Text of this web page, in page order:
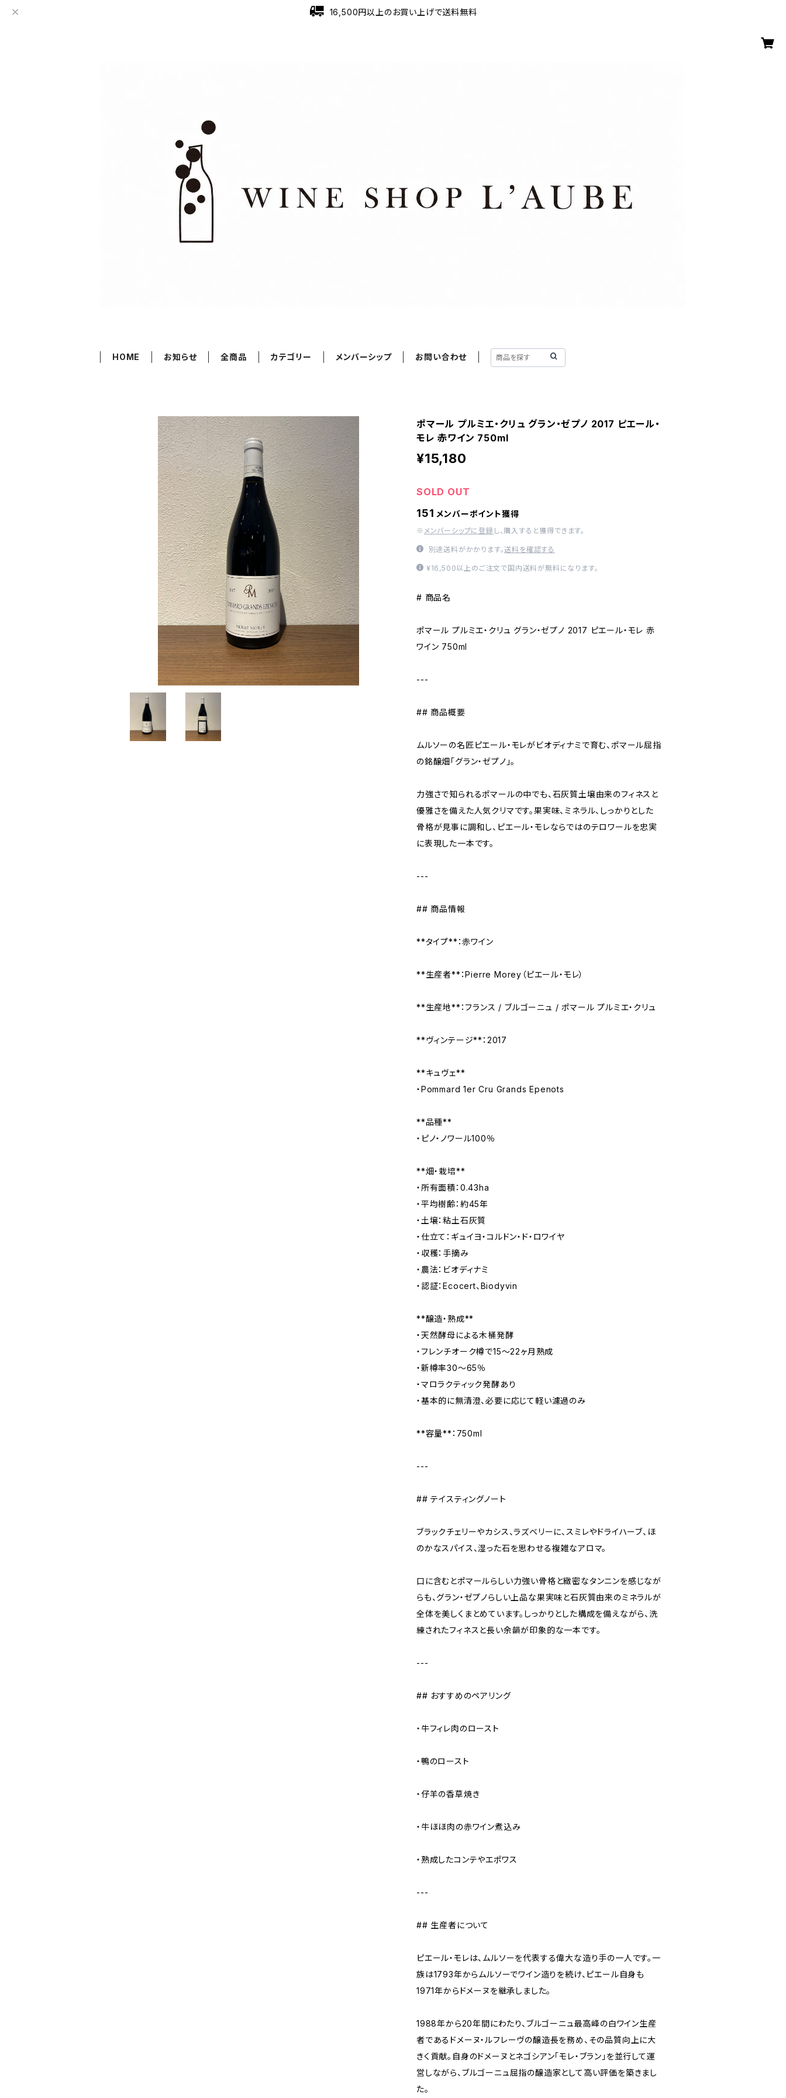
16,500円以上のお買い上げで送料無料
HOME お知らせ 全商品 カテゴリー メンバーシップ お問い合わせ
ポマール プルミエ・クリュ グラン・ゼプノ 2017 ピエール・
モレ 赤ワイン 750ml
¥15,180
SOLD OUT
151 メンバーポイント獲得
※ メンバーシップに登録 し、購入すると獲得できます。
別途送料がかかります。送料を確認する
¥16,500以上のご注文で国内送料が無料になります。
# 商品名
ポマール プルミエ・クリュ グラン・ゼプノ 2017 ピエール・モレ 赤
ワイン 750ml
---
## 商品概要
ムルソーの名匠ピエール・モレがビオディナミで育む、ポマール屈指
の銘醸畑「グラン・ゼプノ」。
力強さで知られるポマールの中でも、石灰質土壌由来のフィネスと
優雅さを備えた人気クリマです。果実味、ミネラル、しっかりとした
骨格が見事に調和し、ピエール・モレならではのテロワールを忠実
に表現した一本です。
---
## 商品情報
**タイプ**：赤ワイン
**生産者**：Pierre Morey（ピエール・モレ）
**生産地**：フランス / ブルゴーニュ / ポマール プルミエ・クリュ
**ヴィンテージ**：2017
**キュヴェ**
・Pommard 1er Cru Grands Epenots
**品種**
・ピノ・ノワール100％
**畑・栽培**
・所有面積：0.43ha
・平均樹齢：約45年
・土壌：粘土石灰質
・仕立て：ギュイヨ・コルドン・ド・ロワイヤ
・収穫：手摘み
・農法：ビオディナミ
・認証：Ecocert、Biodyvin
**醸造・熟成**
・天然酵母による木桶発酵
・フレンチオーク樽で15〜22ヶ月熟成
・新樽率30〜65％
・マロラクティック発酵あり
・基本的に無清澄、必要に応じて軽い濾過のみ
**容量**：750ml
---
## テイスティングノート
ブラックチェリーやカシス、ラズベリーに、スミレやドライハーブ、ほ
のかなスパイス、湿った石を思わせる複雑なアロマ。
口に含むとポマールらしい力強い骨格と緻密なタンニンを感じなが
らも、グラン・ゼプノらしい上品な果実味と石灰質由来のミネラルが
全体を美しくまとめています。しっかりとした構成を備えながら、洗
練されたフィネスと長い余韻が印象的な一本です。
---
## おすすめのペアリング
・牛フィレ肉のロースト
・鴨のロースト
・仔羊の香草焼き
・牛ほほ肉の赤ワイン煮込み
・熟成したコンテやエポワス
---
## 生産者について
ピエール・モレは、ムルソーを代表する偉大な造り手の一人です。一
族は1793年からムルソーでワイン造りを続け、ピエール自身も
1971年からドメーヌを継承しました。
1988年から20年間にわたり、ブルゴーニュ最高峰の白ワイン生産
者であるドメーヌ・ルフレーヴの醸造長を務め、その品質向上に大
きく貢献。自身のドメーヌとネゴシアン「モレ・ブラン」を並行して運
営しながら、ブルゴーニュ屈指の醸造家として高い評価を築きまし
た。